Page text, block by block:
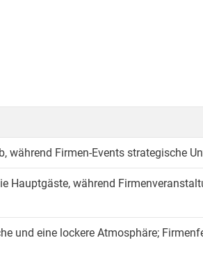
während Firmen-Events strategische
Hauptgäste, während
und eine lockere Atmosphäre;